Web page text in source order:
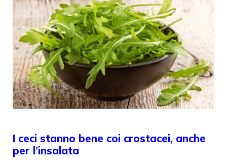
I ceci stanno bene coi crostacei, anche
per l’insalata